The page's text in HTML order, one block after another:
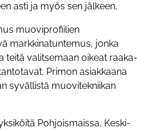
asti ja myös sen jälkeen.
muoviprofiilien
markkinatuntemus, jonka
teitä valitsemaan oikeat raaka-
Primon asiakkaana
syvällistä muovitekniikan
Pohjoismaissa, Keski-